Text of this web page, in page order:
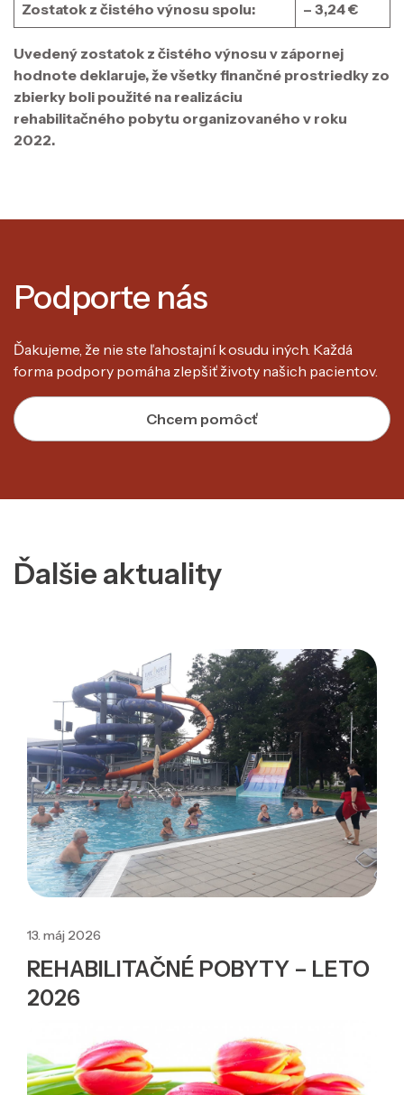
Zostatok z čistého výnosu spolu:​ – 3,24 €
Uvedený zostatok z čistého výnosu v zápornej
hodnote deklaruje, že všetky finančné prostriedky zo
zbierky boli použité na realizáciu
rehabilitačného pobytu organizovaného v roku
2022.
Podporte nás
Ďakujeme, že nie ste ľahostajní k osudu iných. Každá
forma podpory pomáha zlepšiť životy našich pacientov.
Chcem pomôcť
Ďalšie aktuality
13. máj 2026
REHABILITAČNÉ POBYTY – LETO
2026